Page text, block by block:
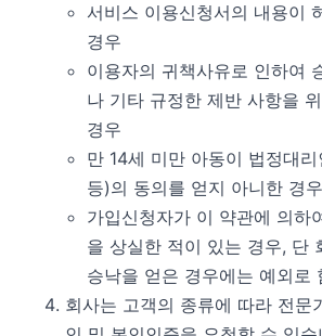
서비스 이용신청서의 내용이
경우
이용자의 귀책사유로 인하여
나 기타 규정한 제반 사항을
경우
만 14세 미만 아동이 법정대
등)의 동의를 얻지 아니한 경우
가입신청자가 이 약관에 의하
을 상실한 적이 있는 경우, 단
승낙을 얻은 경우에는 예외로
회사는 고객의 종류에 따라 전문